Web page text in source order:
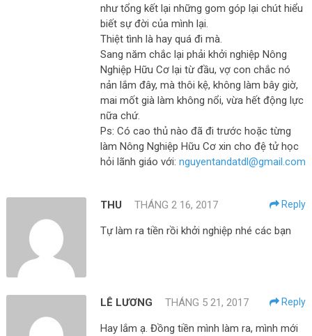
như tổng kết lại những gom góp lại chút hiểu
biết sự đời của mình lại.
Thiệt tình là hay quá đi mà.
Sang năm chắc lại phải khởi nghiệp Nông
Nghiệp Hữu Cơ lại từ đầu, vợ con chắc nó
nản lắm đây, mà thôi kệ, không làm bây giờ,
mai mốt già làm không nổi, vừa hết động lực
nữa chứ.
Ps: Có cao thủ nào đã đi trước hoặc từng
làm Nông Nghiệp Hữu Cơ xin cho đệ tử học
hỏi lãnh giáo với: nguyentandatdl@gmail.com
THU THÁNG 2 16, 2017 Reply
Tự làm ra tiền rồi khởi nghiệp nhé các bạn
LÊ LƯƠNG THÁNG 5 21, 2017 Reply
Hay lắm ạ. Đồng tiền mình làm ra, mình mới